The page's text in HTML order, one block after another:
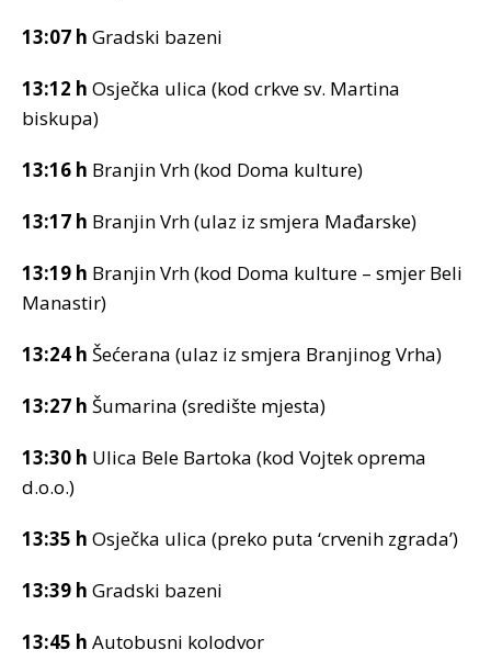
13:07 h Gradski bazeni
13:12 h Osječka ulica (kod crkve sv. Martina
biskupa)
13:16 h Branjin Vrh (kod Doma kulture)
13:17 h Branjin Vrh (ulaz iz smjera Mađarske)
13:19 h Branjin Vrh (kod Doma kulture – smjer Beli
Manastir)
13:24 h Šećerana (ulaz iz smjera Branjinog Vrha)
13:27 h Šumarina (središte mjesta)
13:30 h Ulica Bele Bartoka (kod Vojtek oprema
d.o.o.)
13:35 h Osječka ulica (preko puta ‘crvenih zgrada’)
13:39 h Gradski bazeni
13:45 h Autobusni kolodvor